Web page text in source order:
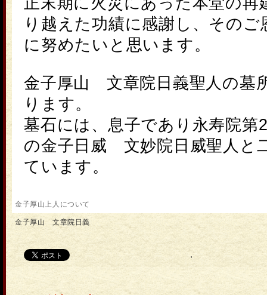
り越えた功績に感謝し、その
に努めたいと思います。
金子厚山 文章院日義聖人の墓
ります。
墓石には、息子であり永寿院第
の金子日威 文妙院日威聖人と
ています。
金子厚山上人について
金子厚山 文章院日義
'